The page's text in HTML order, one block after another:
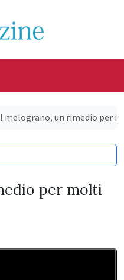
melograno, un rimedio per
per molti